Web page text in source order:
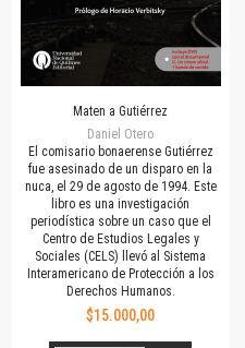
Maten a Gutiérrez
Daniel Otero
El comisario bonaerense Gutiérrez
fue asesinado de un disparo en la
nuca, el 29 de agosto de 1994. Este
libro es una investigación
periodística sobre un caso que el
Centro de Estudios Legales y
Sociales (CELS) llevó al Sistema
Interamericano de Protección a los
Derechos Humanos.
$15.000,00